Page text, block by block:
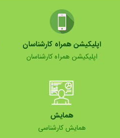
اپلیکیشن همراه کارشناسان
اپلیکیشن همراه کارشناسان
همایش
همایش کارشناسی